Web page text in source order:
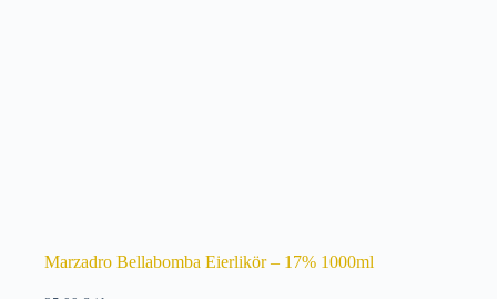
Marzadro Bellabomba Eierlikör – 17% 1000ml